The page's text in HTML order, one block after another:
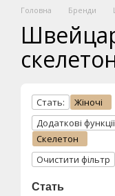
Головна Бренди
Стать:
Жіночі
Додаткові
Скелетон
Очистити фільтр
Стать